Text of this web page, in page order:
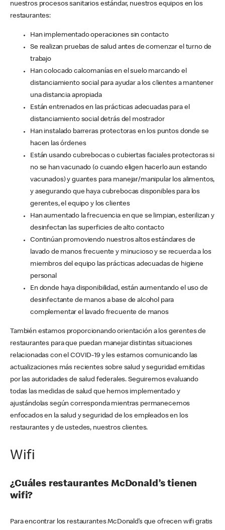
nuestros procesos sanitarios estándar, nuestros equipos en los
restaurantes:
Han implementado operaciones sin contacto
Se realizan pruebas de salud antes de comenzar el turno de
trabajo
Han colocado calcomanías en el suelo marcando el
distanciamiento social para ayudar a los clientes a mantener
una distancia apropiada
Están entrenados en las prácticas adecuadas para el
distanciamiento social detrás del mostrador
Han instalado barreras protectoras en los puntos donde se
hacen las órdenes
Están usando cubrebocas o cubiertas faciales protectoras si
no se han vacunado (o cuando eligen hacerlo aun estando
vacunados) y guantes para manejar/manipular los alimentos,
y asegurando que haya cubrebocas disponibles para los
gerentes, el equipo y los clientes
Han aumentado la frecuencia en que se limpian, esterilizan y
desinfectan las superficies de alto contacto
Continúan promoviendo nuestros altos estándares de
lavado de manos frecuente y minucioso y se recuerda a los
miembros del equipo las prácticas adecuadas de higiene
personal
En donde haya disponibilidad, están aumentando el uso de
desinfectante de manos a base de alcohol para
complementar el lavado frecuente de manos
También estamos proporcionando orientación a los gerentes de
restaurantes para que puedan manejar distintas situaciones
relacionadas con el COVID-19 y les estamos comunicando las
actualizaciones más recientes sobre salud y seguridad emitidas
por las autoridades de salud federales. Seguiremos evaluando
todas las medidas de salud que hemos implementado y
ajustándolas según corresponda mientras permanecemos
enfocados en la salud y seguridad de los empleados en los
restaurantes y de ustedes, nuestros clientes.
Wifi
¿Cuáles restaurantes McDonald’s tienen
wifi?
Para encontrar los restaurantes McDonald’s que ofrecen wifi gratis